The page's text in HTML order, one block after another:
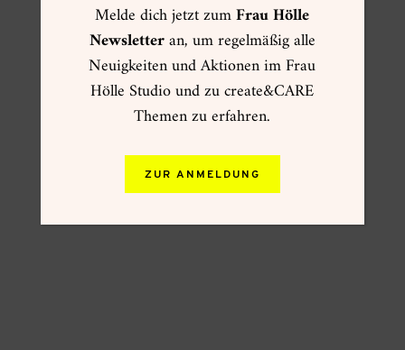
Melde dich jetzt zumFrau Hölle
Newsletteran, um regelmäßig alle
Neuigkeiten und Aktionen im Frau
Hölle Studio und zu create&CARE
Themen zu erfahren.
ZUR ANMELDUNG